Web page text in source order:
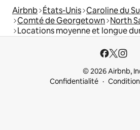
Airbnb États-Unis Caroline du
Comté de Georgetown North
Locations moyenne et longue
© 2026 Airbnb,
Confidentialité